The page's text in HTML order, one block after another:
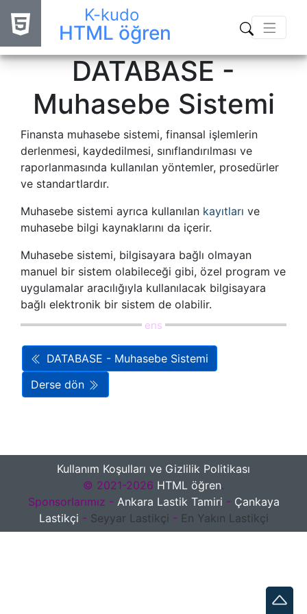
K-kudo
HTML öğren
DATABASE -
Muhasebe Sistemi
Finansta muhasebe sistemi, finansal işlemlerin
derlenmesi, kaydedilmesi, sınıflandırılması ve
raporlanmasında kullanılan yöntemler, prosedürler
ve standartlardır.
Muhasebe sistemi ayrıca kullanılan kayıtları ve
muhasebe bilgi kaynaklarını da içerir.
Muhasebe sistemi, bilgisayara bağlı olmayan
manuel bir sistem olabileceği gibi, özel program ve
uygulamalar aracılığıyla kullanılacak bilgisayara
bağlı elektronik bir sistem de olabilir.
DATABASE - Muhasebe Sistemi
Derse dön
Kullanım Koşulları ve Gizlilik Politikası
© 2021-2026 HTML öğren.
Sponsorlarımız - Ankara Lastik Tamiri - Çankaya
Lastikçi - Seyyar Lastikçi - En Yakın Lastikçi